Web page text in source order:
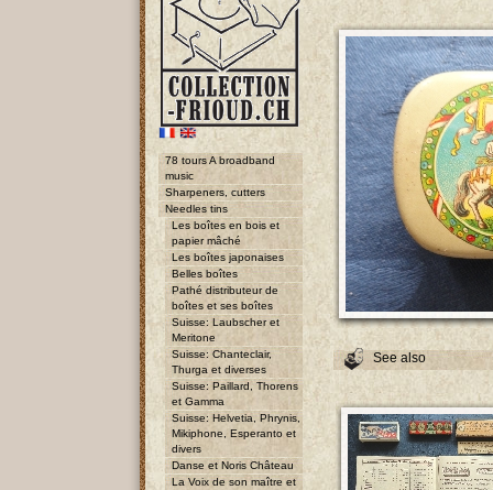
78 tours A broadband
music
Sharpeners, cutters
Needles tins
Les boîtes en bois et
papier mâché
Les boîtes japonaises
Belles boîtes
Pathé distributeur de
boîtes et ses boîtes
Suisse: Laubscher et
Meritone
Suisse: Chanteclair,
Thurga et diverses
Suisse: Paillard, Thorens
et Gamma
Suisse: Helvetia, Phrynis,
Mikiphone, Esperanto et
divers
Danse et Noris Château
La Voix de son maître et
See also